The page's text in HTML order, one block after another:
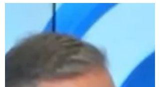
Χειμάρα στo ATLAS TV
Κεντρικής Μακεδονίας.